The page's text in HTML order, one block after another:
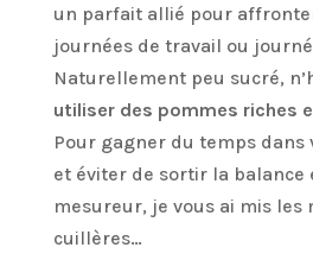
un parfait allié pour
journées de travail ou
Naturellement peu sucré,
utiliser des pommes riches
Pour gagner du temps
et éviter de sortir la balance
mesureur, je vous ai mis les
cuillères…